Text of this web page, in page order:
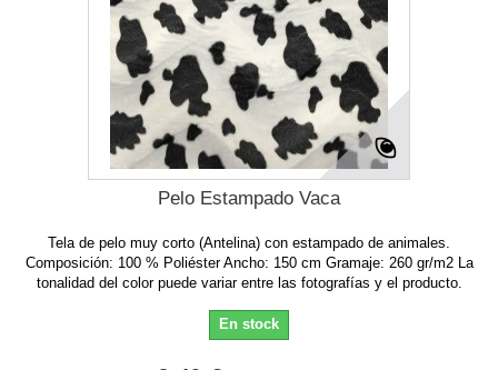
Pelo Estampado Vaca
Tela de pelo muy corto (Antelina) con estampado de animales.
Composición: 100 % Poliéster Ancho: 150 cm Gramaje: 260 gr/m2 La
tonalidad del color puede variar entre las fotografías y el producto.
En stock